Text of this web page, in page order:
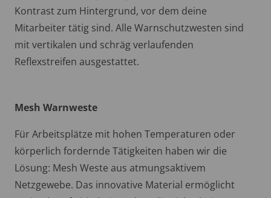
Kontrast zum Hintergrund, vor dem deine
Mitarbeiter tätig sind. Alle Warnschutzwesten sind
mit vertikalen und schräg verlaufenden
Reflexstreifen ausgestattet.
Mesh Warnweste
Für Arbeitsplätze mit hohen Temperaturen oder
körperlich fordernde Tätigkeiten haben wir die
Lösung: Mesh Weste aus atmungsaktivem
Netzgewebe. Das innovative Material ermöglicht